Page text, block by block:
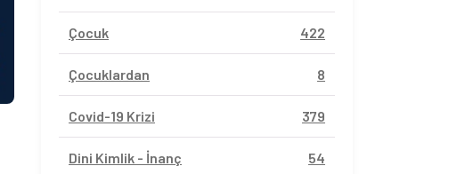
Çocuk 422
Çocuklardan 8
Covid-19 Krizi 379
Dini Kimlik - İnanç 54